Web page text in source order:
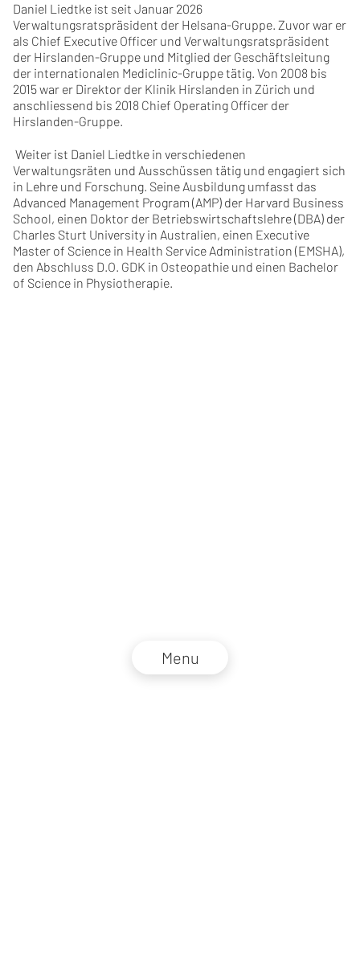
Menu
Daniel Liedtke ist seit Januar 2026
Verwaltungsratspräsident der Helsana-Gruppe. Zuvor war er
als Chief Executive Officer und Verwaltungsratspräsident
der Hirslanden-Gruppe und Mitglied der Geschäftsleitung
der internationalen Mediclinic-Gruppe tätig. Von 2008 bis
2015 war er Direktor der Klinik Hirslanden in Zürich und
anschliessend bis 2018 Chief Operating Officer der
Hirslanden-Gruppe.
Weiter ist Daniel Liedtke in verschiedenen
Verwaltungsräten und Ausschüssen tätig und engagiert sich
in Lehre und Forschung. Seine Ausbildung umfasst das
Advanced Management Program (AMP) der Harvard Business
School, einen Doktor der Betriebswirtschaftslehre (DBA) der
Charles Sturt University in Australien, einen Executive
Master of Science in Health Service Administration (EMSHA),
den Abschluss D.O. GDK in Osteopathie und einen Bachelor
of Science in Physiotherapie.